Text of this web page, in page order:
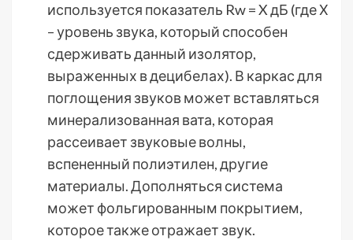
используется показатель Rw = X дБ (где Х
– уровень звука, который способен
сдерживать данный изолятор,
выраженных в децибелах). В каркас для
поглощения звуков может вставляться
минерализованная вата, которая
рассеивает звуковые волны,
вспененный полиэтилен, другие
материалы. Дополняться система
может фольгированным покрытием,
которое также отражает звук.